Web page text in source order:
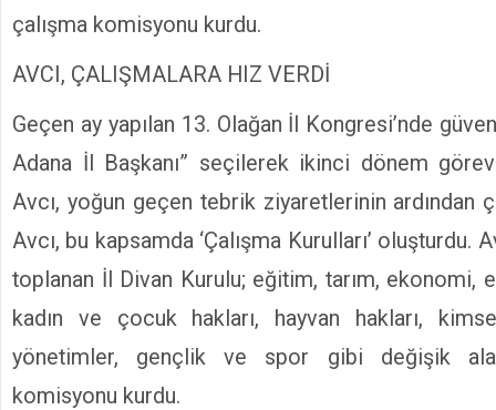
çalışma komisyonu kurdu.
AVCI, ÇALIŞMALARA HIZ VERDİ
Geçen ay yapılan 13. Olağan İl Kongresi’nde
Adana İl Başkanı” seçilerek ikinci dönem
Avcı, yoğun geçen tebrik ziyaretlerinin ardından
Avcı, bu kapsamda ‘Çalışma Kurulları’ oluşturdu.
toplanan İl Divan Kurulu; eğitim, tarım, ekonomi,
kadın ve çocuk hakları, hayvan hakları,
yönetimler, gençlik ve spor gibi değişik
komisyonu kurdu.